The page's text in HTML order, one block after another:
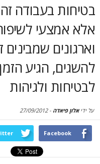
בעבודה זה לא
לשיפור
שמבינים זאת
הגיע הזמן
ולגיהות
-
27/09/2012
Twitter